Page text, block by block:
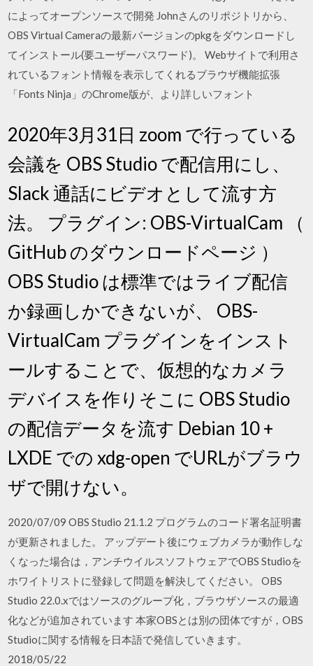
によってオープンソースで開発 Johnさんのリポジトリから、
OBS Virtual Cameraの最新バージョンのpkgをダウンロードし
てインストール(要ユーザーパスワード)。 Webサイトで利用さ
れているフォント情報を表示してくれるブラウザ機能拡張
「Fonts Ninja」のChrome版が、より詳しいフォント
2020年3月31日 zoom で行っている
会議を OBS Studio で配信用にし、
Slack 通話にビデオとして流す方
法。 プラグイン: OBS-VirtualCam （
GitHub のダウンロードページ ）
OBS Studio は標準ではライブ配信
か録画しかできないが、 OBS-
VirtualCam プラグインをインスト
ールすることで、仮想的なカメラ
デバイスを作りそこに OBS Studio
の配信データを流す Debian 10 +
LXDE での xdg-open でURLがブラウ
ザで開けない。
2020/07/09 OBS Studio 21.1.2 プログラムのコード署名証明書
が更新されました。 アップデート後にウェブカメラが動作しな
くなった場合は，アンチウイルスソフトウェアでOBS Studioを
ホワイトリストに登録して問題を解決してください。 OBS
Studio 22.0.xではソースのグループ化，ブラウザソースの最適
化などが追加されています 本家OBSとは別の団体ですが，OBS
Studioに関する情報を日本語で発信していきます。
2018/05/22